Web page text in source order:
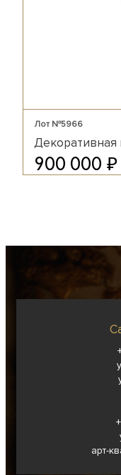
Лот №5966
Декоративная
900 000 ₽
арт-